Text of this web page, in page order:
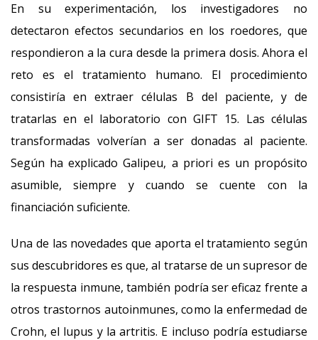
En su experimentación, los investigadores no
detectaron efectos secundarios en los roedores, que
respondieron a la cura desde la primera dosis. Ahora el
reto es el tratamiento humano. El procedimiento
consistiría en extraer células B del paciente, y de
tratarlas en el laboratorio con GIFT 15. Las células
transformadas volverían a ser donadas al paciente.
Según ha explicado Galipeu, a priori es un propósito
asumible, siempre y cuando se cuente con la
financiación suficiente.
Una de las novedades que aporta el tratamiento según
sus descubridores es que, al tratarse de un supresor de
la respuesta inmune, también podría ser eficaz frente a
otros trastornos autoinmunes, como la enfermedad de
Crohn, el lupus y la artritis. E incluso podría estudiarse